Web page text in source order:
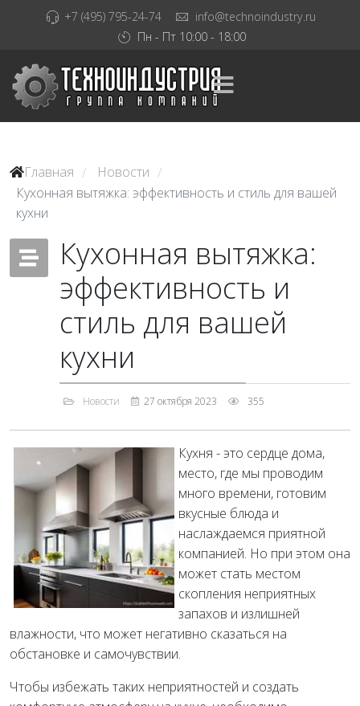
+7 (495) 795-24-74
info@technoindustry.ru
Пн - Пт 10:00 - 18:00
Главная / Новости /
Кухонная вытяжка: эффективность и стиль для вашей
кухни
Кухонная вытяжка:
эффективность и
стиль для вашей
кухни
Новости 27 октября 2023 355
Кухня - это сердце дома,
место, где мы проводим
много времени, готовим
вкусные блюда и
наслаждаемся приятной
компанией. Но при этом она
может стать местом
скопления неприятных
запахов и излишней
влажности, что может негативно сказаться на
обстановке и самочувствии.
Чтобы избежать таких неприятностей и создать